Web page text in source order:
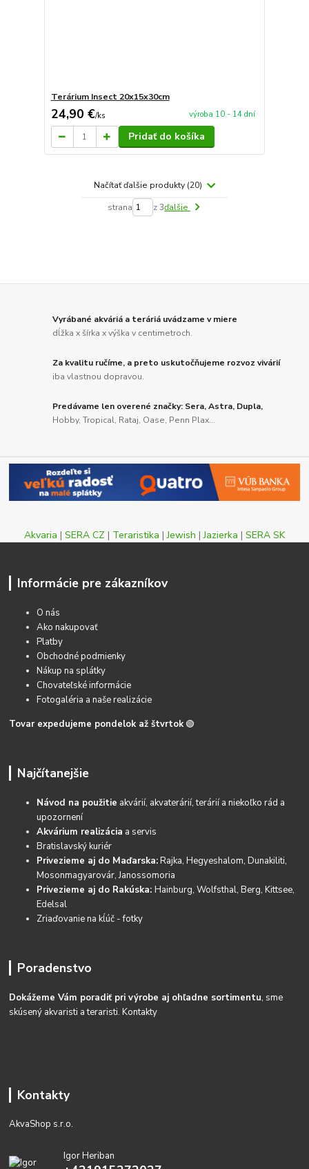
Terárium Insect 20x15x30cm
24,90 €/ks výroba 10 - 14 dní
Pridať do košíka
Načítať ďalšie produkty (20)
strana z 3ďalšie
Vyrábané akváriá a teráriá uvádzame v miere
dĺžka x šírka x výška v centimetroch.
Za kvalitu ručíme, a preto uskutočňujeme rozvoz vivárií
iba vlastnou dopravou.
Predávame len overené značky: Sera, Astra, Dupla,
Hobby, Tropical, Rataj, Oase, Penn Plax...
Akvaria | SERA CZ | Teraristika |Jewish |Jazierka | SERA SK
Informácie pre zákazníkov
O nás
Ako nakupovať
Platby
Obchodné podmienky
Nákup na splátky
Chovateľské informácie
Fotogaléria a naše realizácie
Tovar expedujeme pondelok až štvrtok 🟢
Najčítanejšie
Návod na použitie akvárií, akvaterárií, terárií a niekoľko rád a
upozornení
Akvárium realizácia a servis
Bratislavský kuriér
Privezieme aj do Maďarska:Rajka, Hegyeshalom, Dunakiliti,
Mosonmagyarovár, Janossomoria
Privezieme aj do Rakúska:Hainburg, Wolfsthal, Berg, Kittsee,
Edelsal
Zriaďovanie na kĺúč - fotky
Poradenstvo
Dokážeme Vám poradiť pri výrobe aj ohľadne sortimentu, sme
skúsený akvaristi a teraristi.Kontakty
Kontakty
AkvaShop s.r.o.
Igor Heriban